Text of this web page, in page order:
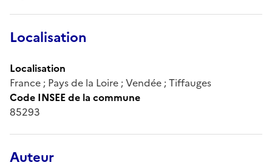
Localisation
Localisation
France ; Pays de la Loire ; Vendée ; Tiffauges
Code INSEE de la commune
85293
Auteur